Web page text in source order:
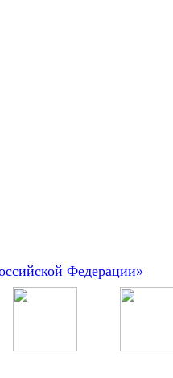
Федерации»